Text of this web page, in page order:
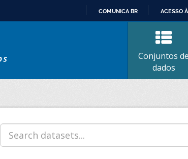
CONTEÚDO
COMUNICA BR ACESSO
Conjuntos de
dados